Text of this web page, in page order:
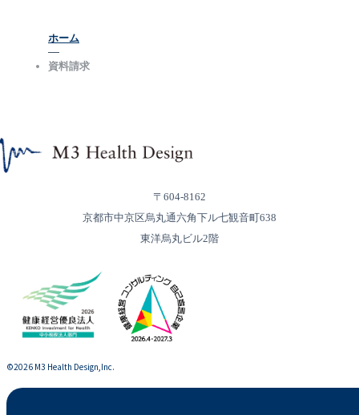
ホーム
資料請求
〒604-8162
京都市中京区烏丸通六角下ル七観音町638
東洋烏丸ビル2階
©︎2026 M3 Health Design,Inc.